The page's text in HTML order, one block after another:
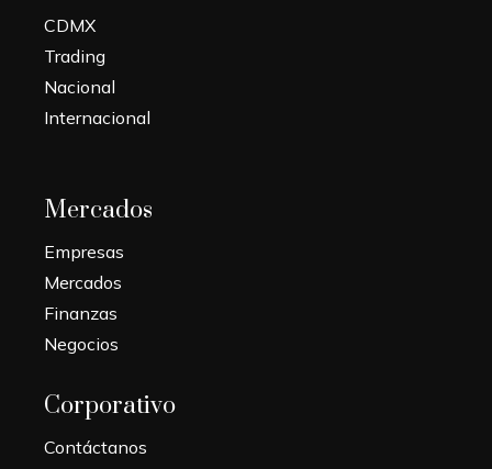
CDMX
Trading
Nacional
Internacional
Mercados
Empresas
Mercados
Finanzas
Negocios
Corporativo
Contáctanos